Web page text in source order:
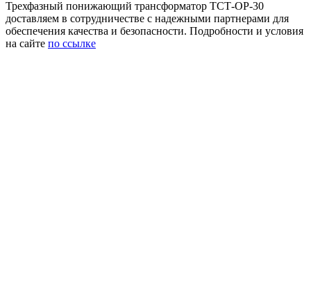
Трехфазный понижающий трансформатор ТСТ-ОР-30
доставляем в сотрудничестве с надежными партнерами для
обеспечения качества и безопасности. Подробности и условия
на сайте по ссылке